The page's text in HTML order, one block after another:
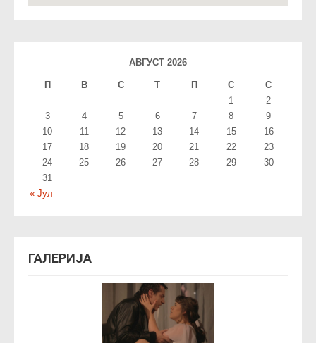
АВГУСТ 2026
П В С T П С С
« Јул
1
2
3
4 5 6 7 8
9
10
11 12 13 14 15
16
17
18 19 20 21 22
23
24
25 26 27 28 29
30
31
ГАЛЕРИЈА